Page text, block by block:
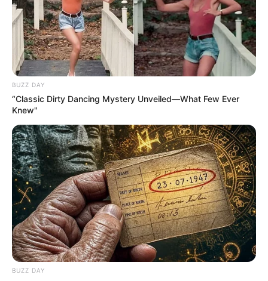
BUZZ DAY
“Classic Dirty Dancing Mystery Unveiled—What Few Ever
Knew"
BUZZ DAY